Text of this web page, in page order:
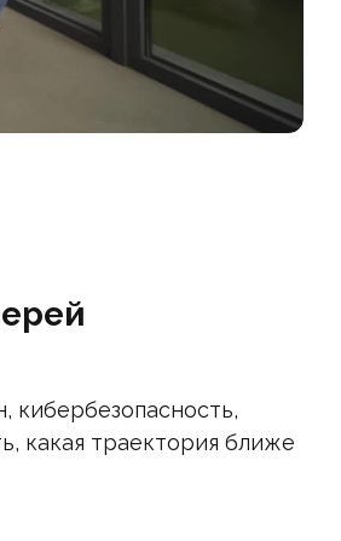
кибербезопасность,
какая траектория ближе